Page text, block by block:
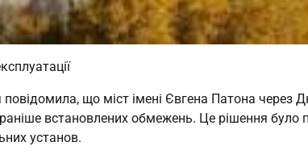
повідомила, що міст імені Євгена Патона через
встановлених обмежень. Це рішення було
установ.